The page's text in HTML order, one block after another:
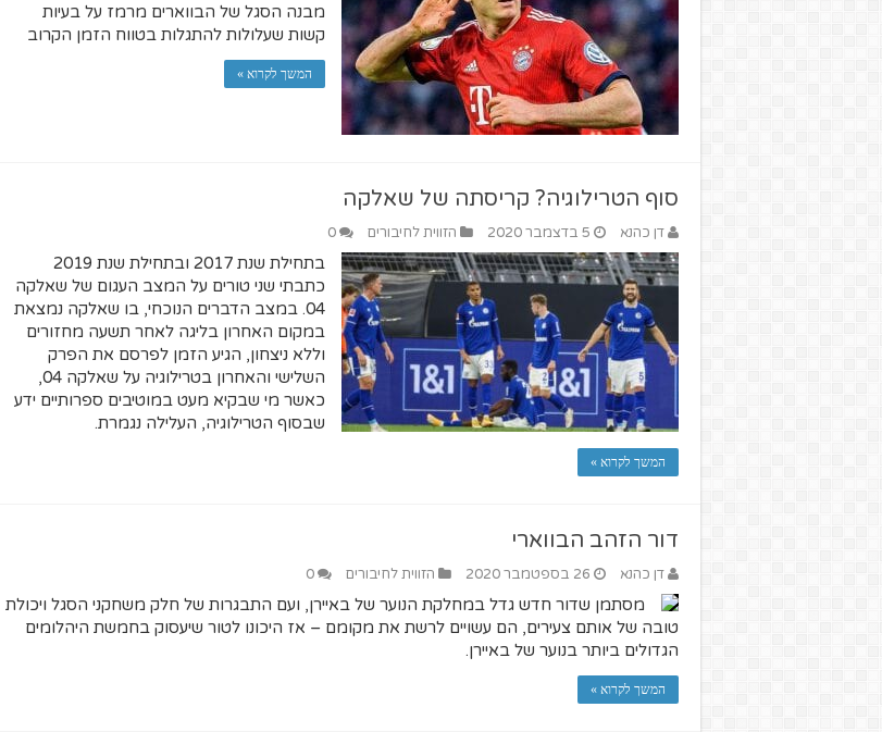
מבנה הסגל של הבווארים מרמז על בעיות
קשות שעלולות להתגלות בטווח הזמן הקרוב
המשך לקרוא »
סוף הטרילוגיה? קריסתה של שאלקה
דן כהנא 5 בדצמבר 2020 הזווית לחיבורים 0
בתחילת שנת 2017 ובתחילת שנת 2019
כתבתי שני טורים על המצב העגום של שאלקה
04. במצב הדברים הנוכחי, בו שאלקה נמצאת
במקום האחרון בליגה לאחר תשעה מחזורים
וללא ניצחון, הגיע הזמן לפרסם את הפרק
השלישי והאחרון בטרילוגיה על שאלקה 04,
כאשר מי שבקיא מעט במוטיבים ספרותיים ידע
שבסוף הטרילוגיה, העלילה נגמרת.
המשך לקרוא »
דור הזהב הבווארי
דן כהנא 26 בספטמבר 2020 הזווית לחיבורים 0
מסתמן שדור חדש גדל במחלקת הנוער של באיירן, ועם התבגרות של חלק משחקני הסגל ויכולת
טובה של אותם צעירים, הם עשויים לרשת את מקומם – אז היכונו לטור שיעסוק בחמשת היהלומים
הגדולים ביותר בנוער של באיירן.
המשך לקרוא »